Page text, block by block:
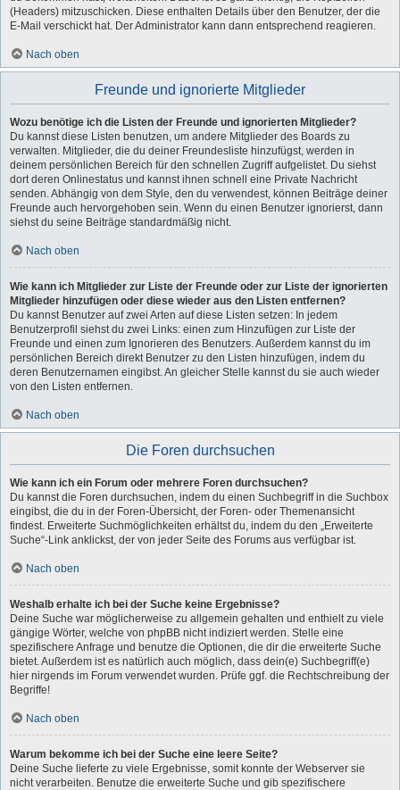
(Headers) mitzuschicken. Diese enthalten Details über den Benutzer, der die
E-Mail verschickt hat. Der Administrator kann dann entsprechend reagieren.
Nach oben
Freunde und ignorierte Mitglieder
Wozu benötige ich die Listen der Freunde und ignorierten Mitglieder?
Du kannst diese Listen benutzen, um andere Mitglieder des Boards zu
verwalten. Mitglieder, die du deiner Freundesliste hinzufügst, werden in
deinem persönlichen Bereich für den schnellen Zugriff aufgelistet. Du siehst
dort deren Onlinestatus und kannst ihnen schnell eine Private Nachricht
senden. Abhängig von dem Style, den du verwendest, können Beiträge deiner
Freunde auch hervorgehoben sein. Wenn du einen Benutzer ignorierst, dann
siehst du seine Beiträge standardmäßig nicht.
Nach oben
Wie kann ich Mitglieder zur Liste der Freunde oder zur Liste der ignorierten
Mitglieder hinzufügen oder diese wieder aus den Listen entfernen?
Du kannst Benutzer auf zwei Arten auf diese Listen setzen: In jedem
Benutzerprofil siehst du zwei Links: einen zum Hinzufügen zur Liste der
Freunde und einen zum Ignorieren des Benutzers. Außerdem kannst du im
persönlichen Bereich direkt Benutzer zu den Listen hinzufügen, indem du
deren Benutzernamen eingibst. An gleicher Stelle kannst du sie auch wieder
von den Listen entfernen.
Nach oben
Die Foren durchsuchen
Wie kann ich ein Forum oder mehrere Foren durchsuchen?
Du kannst die Foren durchsuchen, indem du einen Suchbegriff in die Suchbox
eingibst, die du in der Foren-Übersicht, der Foren- oder Themenansicht
findest. Erweiterte Suchmöglichkeiten erhältst du, indem du den „Erweiterte
Suche“-Link anklickst, der von jeder Seite des Forums aus verfügbar ist.
Nach oben
Weshalb erhalte ich bei der Suche keine Ergebnisse?
Deine Suche war möglicherweise zu allgemein gehalten und enthielt zu viele
gängige Wörter, welche von phpBB nicht indiziert werden. Stelle eine
spezifischere Anfrage und benutze die Optionen, die dir die erweiterte Suche
bietet. Außerdem ist es natürlich auch möglich, dass dein(e) Suchbegriff(e)
hier nirgends im Forum verwendet wurden. Prüfe ggf. die Rechtschreibung der
Begriffe!
Nach oben
Warum bekomme ich bei der Suche eine leere Seite?
Deine Suche lieferte zu viele Ergebnisse, somit konnte der Webserver sie
nicht verarbeiten. Benutze die erweiterte Suche und gib spezifischere